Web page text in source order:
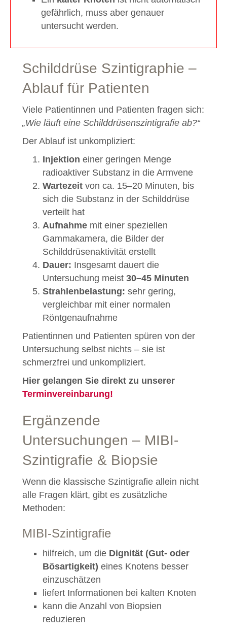
gefährlich, muss aber genauer
untersucht werden.
Schilddrüse Szintigraphie –
Ablauf für Patienten
Viele Patientinnen und Patienten fragen sich:
„Wie läuft eine Schilddrüsenszintigrafie ab?“
Der Ablauf ist unkompliziert:
Injektion einer geringen Menge
radioaktiver Substanz in die Armvene
Wartezeit von ca. 15–20 Minuten, bis
sich die Substanz in der Schilddrüse
verteilt hat
Aufnahme mit einer speziellen
Gammakamera, die Bilder der
Schilddrüsenaktivität erstellt
Dauer: Insgesamt dauert die
Untersuchung meist 30–45 Minuten
Strahlenbelastung: sehr gering,
vergleichbar mit einer normalen
Röntgenaufnahme
Patientinnen und Patienten spüren von der
Untersuchung selbst nichts – sie ist
schmerzfrei und unkompliziert.
Hier gelangen Sie direkt zu unserer
Terminvereinbarung!
Ergänzende
Untersuchungen – MIBI-
Szintigrafie & Biopsie
Wenn die klassische Szintigrafie allein nicht
alle Fragen klärt, gibt es zusätzliche
Methoden:
MIBI-Szintigrafie
hilfreich, um die Dignität (Gut- oder
Bösartigkeit) eines Knotens besser
einzuschätzen
liefert Informationen bei kalten Knoten
kann die Anzahl von Biopsien
reduzieren